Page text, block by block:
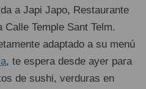
a Japi Japo, Restaurante
Calle Temple Sant Telm.
adaptado a su menú
, te espera desde ayer para
de sushi, verduras en